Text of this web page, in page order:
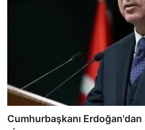
Cumhurbaşkanı